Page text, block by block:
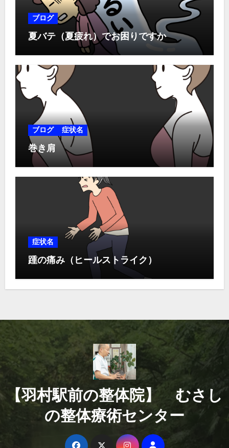
ブログ
夏バテ（夏疲れ）でお困りですか
ブログ 症状名
巻き肩
症状名
踵の痛み（ヒールストライク）
【羽村駅前の整体院】 むさし
の整体療術センター